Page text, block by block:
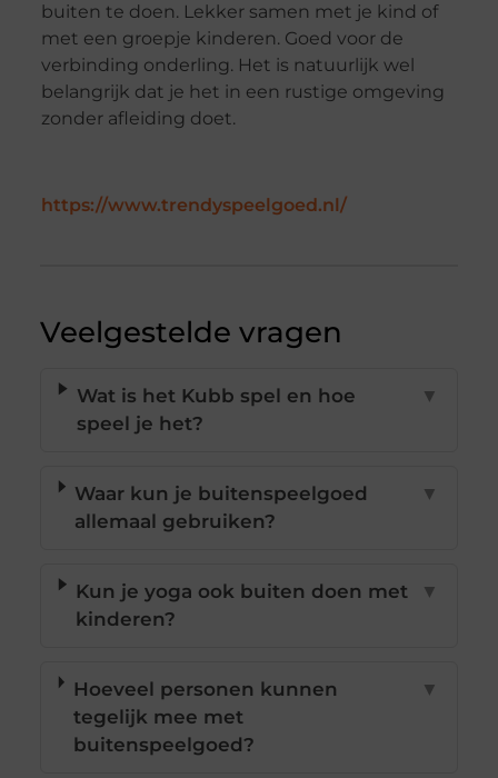
buiten te doen. Lekker samen met je kind of
met een groepje kinderen. Goed voor de
verbinding onderling. Het is natuurlijk wel
belangrijk dat je het in een rustige omgeving
zonder afleiding doet.
https://www.trendyspeelgoed.nl/
Veelgestelde vragen
Wat is het Kubb spel en hoe
speel je het?
▼
Waar kun je buitenspeelgoed
allemaal gebruiken?
▼
Kun je yoga ook buiten doen met
kinderen?
▼
Hoeveel personen kunnen
tegelijk mee met
buitenspeelgoed?
▼